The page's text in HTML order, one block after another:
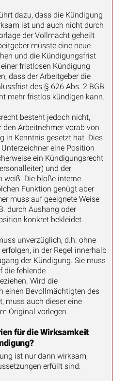
dazu, dass die Kündigung
ist und auch nicht durch
der Vollmacht geheilt
müsste eine neue
und die Kündigungsfrist
fristlosen Kündigung
dass der Arbeitgeber die
des § 626 Abs. 2 BGB
mehr fristlos kündigen kann.
besteht jedoch nicht,
den Arbeitnehmer vorab von
in Kenntnis gesetzt hat. Dies
eine Position
ein Kündigungsrecht
und der
weiß. Die bloße interne
Funktion genügt aber
muss auf geeignete Weise
durch Aushang oder
konkret bekleidet.
unverzüglich, d.h. ohne
in der Regel innerhalb
der Kündigung. Sie muss
die fehlende
Wird die
einen Bevollmächtigten des
muss auch dieser eine
Original vorlegen.
für die Wirksamkeit
ist nur dann wirksam,
erfüllt sind: